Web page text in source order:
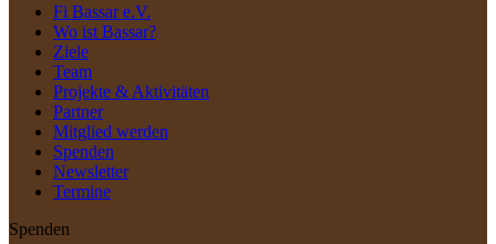
Fi Bassar e.V.
Wo ist Bassar?
Ziele
Team
Projekte & Aktivitäten
Partner
Mitglied werden
Spenden
Newsletter
Termine
Spenden